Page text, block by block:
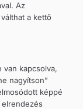
Az
a kettő
van kapcsolva,
nagyítson”
képpé
elrendezés